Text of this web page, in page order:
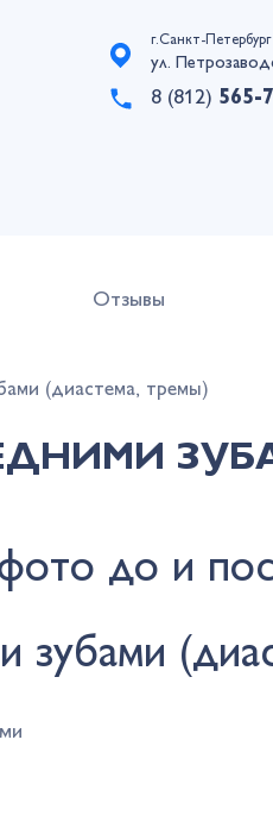
г.Санкт-Петербург
ул.
8 (812) 565-
Отзывы
(диастема, тремы)
до и
зубами